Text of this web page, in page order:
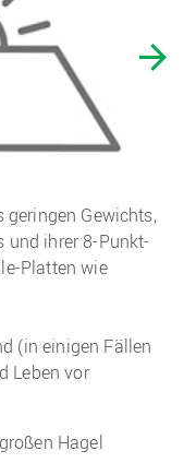
Gewichts,
und ihrer 8-Punkt-
Platten wie
(in einigen Fällen
Leben vor
Hagel